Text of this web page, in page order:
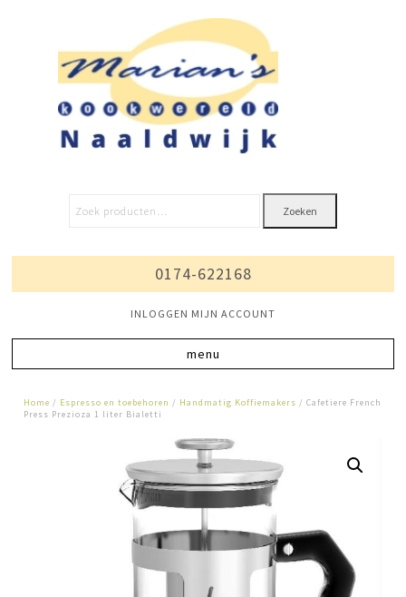
Zoeken
0174-622168
INLOGGEN MIJN ACCOUNT
Home / Espresso en toebehoren / Handmatig Koffiemakers / Cafetiere French
Press Prezioza 1 liter Bialetti